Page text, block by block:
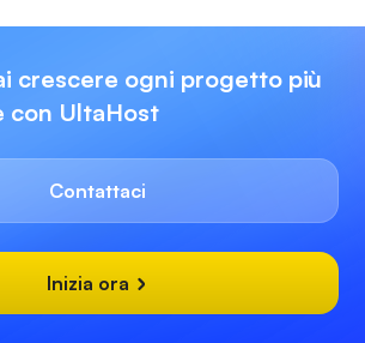
crescere ogni progetto più
con UltaHost
Contattaci
Inizia ora